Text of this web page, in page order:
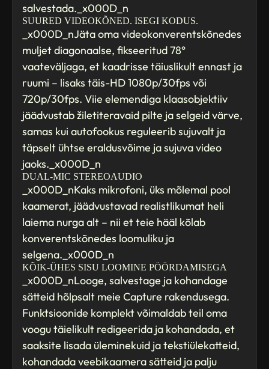
salvestada._x000D_n
SUURED VIDEOKÕNED. ISEGI KODUS.
_x000D_nJäta oma videokonverentskõnedes
muljet diagonaalse, fikseeritud 78°
vaateväljaga, et kaadrisse täiuslikult ennast ja
ruumi – lisaks täis-HD 1080p/30fps või
720p/30fps. Viie elemendiga klaasobjektiiv
jäädvustab žiletiteravaid pilte ja selgeid värve,
samas kui autofookus reguleerib sujuvalt ja
täpselt ühtse eraldusvõime ja sujuva video
jaoks._x000D_n
DUAL-MIC STEREOAUDIO
_x000D_nKaks mikrofoni, üks mõlemal pool
kaamerat, jäädvustavad realistlikumat heli
laiema nurga alt – nii et teie hääl kõlab
konverentskõnedes loomuliku ja
selgena._x000D_n
KÕIK-ÜHES SISU LOOMINE PÖÖRDAMISEGA
_x000D_nLooge, salvestage ja kohandage
sätteid hõlpsalt meie Capture rakendusega.
Funktsioonide komplekt võimaldab teil oma
voogu täielikult redigeerida ja kohandada, et
saaksite lisada üleminekuid ja tekstiülekatteid,
kohandada veebikaamera sätteid ja palju